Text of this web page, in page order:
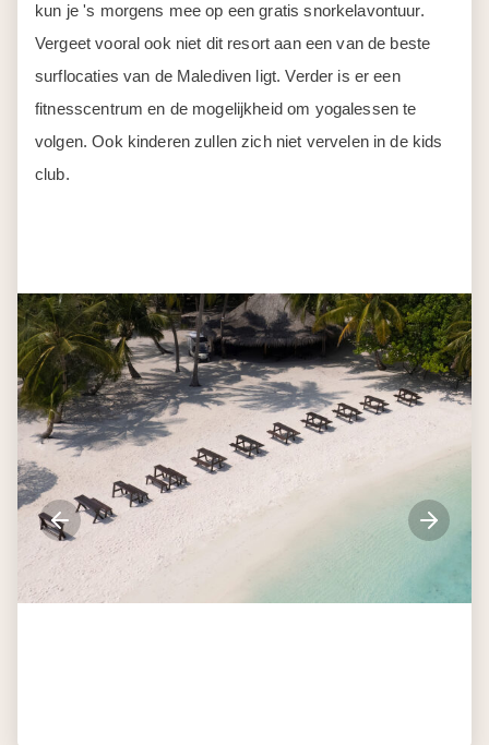
kun je 's morgens mee op een gratis snorkelavontuur.
Vergeet vooral ook niet dit resort aan een van de beste
surflocaties van de Malediven ligt. Verder is er een
fitnesscentrum en de mogelijkheid om yogalessen te
volgen. Ook kinderen zullen zich niet vervelen in de kids
club.